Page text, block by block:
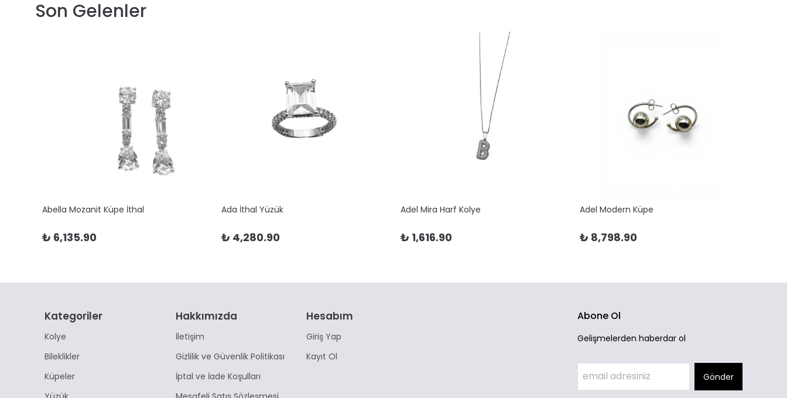
Son Gelenler
Abella Mozanit Küpe İthal
₺ 6,135.90
Ada İthal Yüzük
₺ 4,280.90
Adel Mira Harf Kolye
₺ 1,616.90
Adel Modern Küpe
₺ 8,798.90
Kategoriler
Kolye
Bileklikler
Küpeler
Hakkımızda
İletişim
Gizlilik ve Güvenlik Politikası
İptal ve İade Koşulları
Hesabım
Giriş Yap
Kayıt Ol
Abone Ol
Gelişmelerden haberdar ol
Gönder